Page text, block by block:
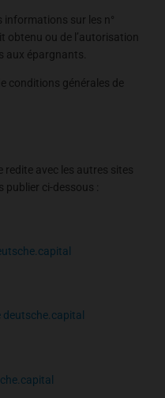
informations sur les n°
obtenu ou de l’autorisation
aux épargnants.
conditions générales de
redite avec les autres sites
publier ci-dessous :